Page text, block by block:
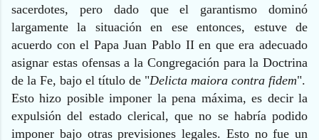
sacerdotes, pero dado que el garantismo dominó
largamente la situación en ese entonces, estuve de
acuerdo con el Papa Juan Pablo II en que era adecuado
asignar estas ofensas a la Congregación para la Doctrina
de la Fe, bajo el título de "Delicta maiora contra fidem".
Esto hizo posible imponer la pena máxima, es decir la
expulsión del estado clerical, que no se habría podido
imponer bajo otras previsiones legales. Esto no fue un